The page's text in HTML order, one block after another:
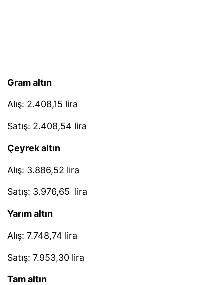
Gram altın
Alış: 2.408,15 lira
Satış: 2.408,54 lira
Çeyrek altın
Alış: 3.886,52 lira
Satış: 3.976,65 lira
Yarım altın
Alış: 7.748,74 lira
Satış: 7.953,30 lira
Tam altın